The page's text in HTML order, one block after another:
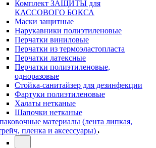
Комплект ЗАЩИТЫ для
КАССОВОГО БОКСА
Маски защитные
Нарукавники полиэтиленовые
Перчатки виниловые
Перчатки из термоэластопласта
Перчатки латексные
Перчатки полиэтиленовые,
одноразовые
Стойка-санитайзер для дезинфекции
Фартуки полиэтиленовые
Халаты нетканые
Шапочки нетканые
материалы (лента липкая,
пленка и аксессуары)